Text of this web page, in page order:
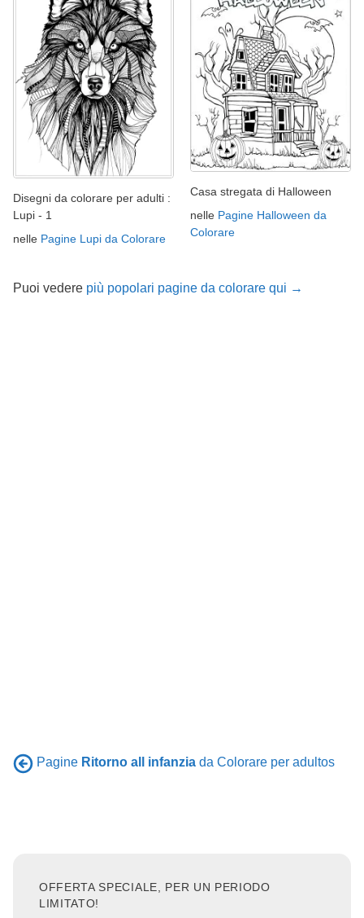
Disegni da colorare per adulti :
Lupi - 1
nelle Pagine Lupi da Colorare
Casa stregata di Halloween
nelle Pagine Halloween da
Colorare
Puoi vedere più popolari pagine da colorare qui →
Pagine Ritorno all infanzia da Colorare per adultos
OFFERTA SPECIALE, PER UN PERIODO
LIMITATO!